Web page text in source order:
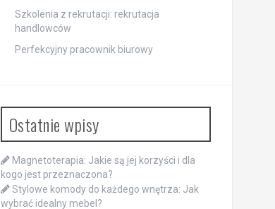
Szkolenia z rekrutacji: rekrutacja
handlowców
Perfekcyjny pracownik biurowy
Ostatnie wpisy
Magnetoterapia: Jakie są jej korzyści i dla
kogo jest przeznaczona?
Stylowe komody do każdego wnętrza: Jak
wybrać idealny mebel?